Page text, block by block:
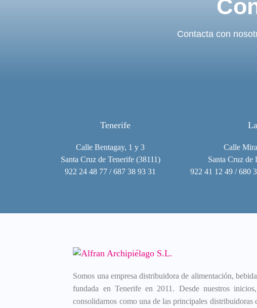
Contacta con
Tenerife
Calle Bentagay, 1 y 3
Santa Cruz de Tenerife (38111)
922 24 48 77 / 687 38 93 31
Calle
Santa Cruz de
922 41 12 49 / 680
Somos una empresa distribuidora de alimentación,
fundada en Tenerife en 2011. Desde nuestros
consolidarnos como una de las principales